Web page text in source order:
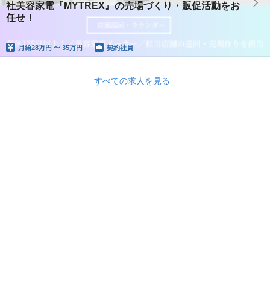
社美容家電『MYTREX』の売場づくり・販促活動をお
任せ！
月給28万円 〜 35万円 契約社員
すべての求人を見る